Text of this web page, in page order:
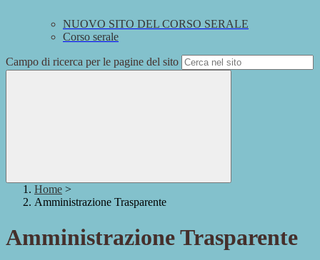
NUOVO SITO DEL CORSO SERALE
Corso serale
Campo di ricerca per le pagine del sito
Home >
Amministrazione Trasparente
Amministrazione Trasparente